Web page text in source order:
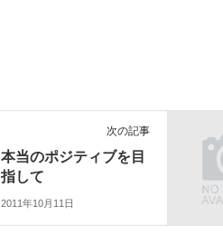
次の記事
本当のポジティブを目
指して
2011年10月11日